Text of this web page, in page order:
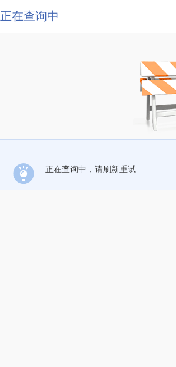
正在查询中
正在查询中，请刷新重试